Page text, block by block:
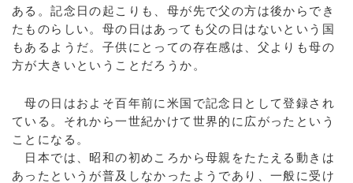
ある。記念日の起こりも、母が先で父の方は後からでき
たものらしい。母の日はあっても父の日はないという国
もあるようだ。子供にとっての存在感は、父よりも母の
方が大きいということだろうか。
母の日はおよそ百年前に米国で記念日として登録され
ている。それから一世紀かけて世界的に広がったという
ことになる。
日本では、昭和の初めころから母親をたたえる動きは
あったというが普及しなかったようであり、一般に受け